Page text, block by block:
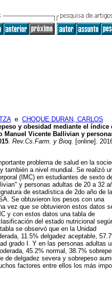
e CHOQUE DURAN, CARLOS
y obesidad mediante el índice
Manuel Vicente Ballivian y
. Rev.Cs.Farm. y Bioq. [online].
problema de salud en la
también a nivel mundial. Se realizó
(IMC) en estudiantes de sexto
y personas adultas de 20 a 32
de estadística de 2do año de la
Se obtuvieron los pesos con una
vez que se obtuvieron estos datos
y con estos datos una tabla de
del estado nutricional
se observó que en la Unidad
11.5% delgadez aceptable,
grado I. Y en las personas adultas
45.2% normal, 38.7%
de delgadez severa y sobrepeso
factores entre ellos los más